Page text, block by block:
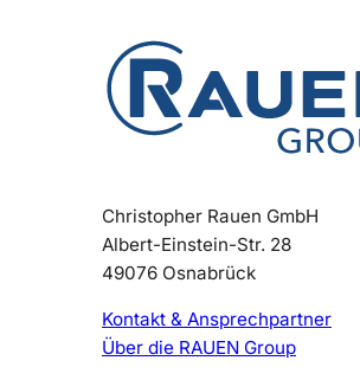
Christopher Rauen GmbH
Albert-Einstein-Str. 28
49076 Osnabrück
Kontakt & Ansprechpartner
Über die RAUEN Group